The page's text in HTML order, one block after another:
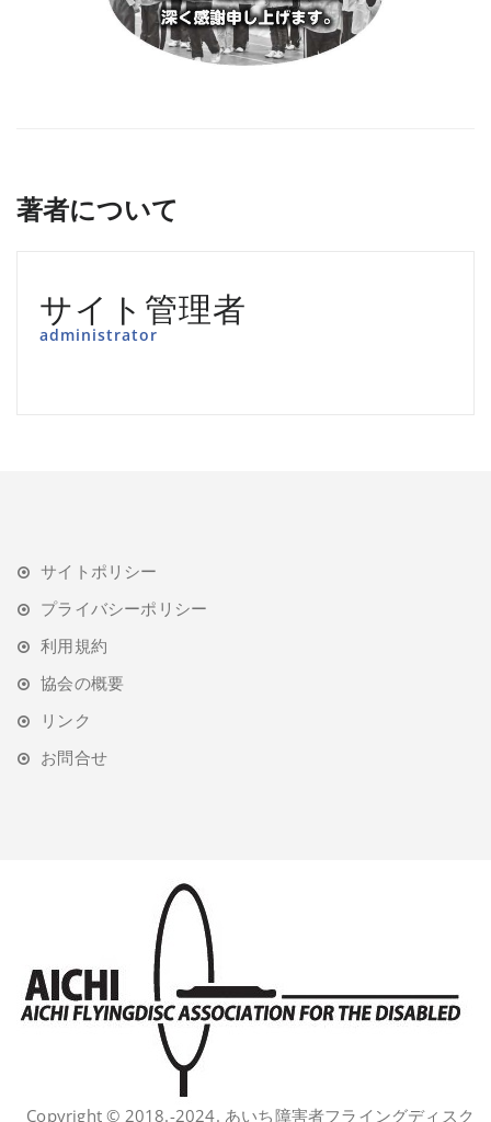
著者について
サイト管理者
administrator
サイトポリシー
プライバシーポリシー
利用規約
協会の概要
リンク
お問合せ
Copyright © 2018.-2024. あいち障害者フライングディスク